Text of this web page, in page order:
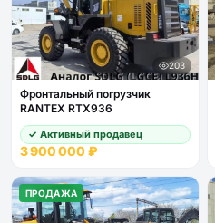
203
Фронтальный погрузчик
RANTEX RTX936
✓ Активный продавец
3 900 000 ₽
ПРОДАЖА